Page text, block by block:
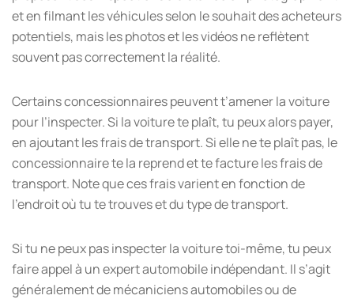
et en filmant les véhicules selon le souhait des acheteurs
potentiels, mais les photos et les vidéos ne reflètent
souvent pas correctement la réalité.
Certains concessionnaires peuvent t’amener la voiture
pour l’inspecter. Si la voiture te plaît, tu peux alors payer,
en ajoutant les frais de transport. Si elle ne te plaît pas, le
concessionnaire te la reprend et te facture les frais de
transport. Note que ces frais varient en fonction de
l’endroit où tu te trouves et du type de transport.
Si tu ne peux pas inspecter la voiture toi-même, tu peux
faire appel à un expert automobile indépendant. Il s’agit
généralement de mécaniciens automobiles ou de